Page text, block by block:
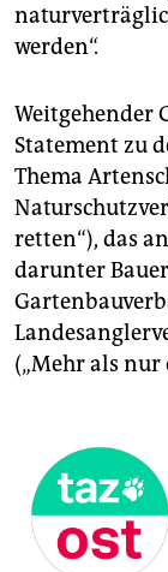
werden“.
Weitgehender
Statement zu
Thema
retten“), das
darunter
(„Mehr als nur